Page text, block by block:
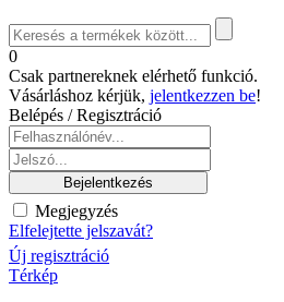
0
Csak partnereknek elérhető funkció.
Vásárláshoz kérjük, jelentkezzen be!
Belépés / Regisztráció
Megjegyzés
Elfelejtette jelszavát?
Új regisztráció
Térkép